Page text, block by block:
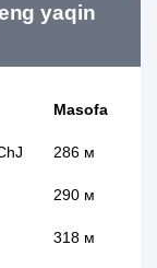
yaqin
Masofa
286 м
290 м
318 м